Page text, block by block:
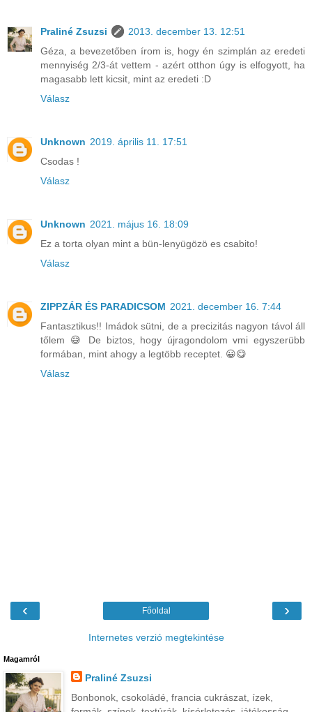
Praliné Zsuzsi
2013. december 13. 12:51
Géza, a bevezetőben írom is, hogy én szimplán az eredeti
mennyiség 2/3-át vettem - azért otthon úgy is elfogyott, ha
magasabb lett kicsit, mint az eredeti :D
Válasz
Unknown 2019. április 11. 17:51
Csodas !
Válasz
Unknown 2021. május 16. 18:09
Ez a torta olyan mint a bün-lenyügözö es csabito!
Válasz
ZIPPZÁR ÉS PARADICSOM 2021. december 16. 7:44
Fantasztikus!! Imádok sütni, de a precizitás nagyon távol áll
tőlem 😅 De biztos, hogy újragondolom vmi egyszerübb
formában, mint ahogy a legtöbb receptet. 😀😋
Válasz
‹ ›
Főoldal
Internetes verzió megtekintése
Magamról
Praliné Zsuzsi
Bonbonok, csokoládé, francia cukrászat, ízek,